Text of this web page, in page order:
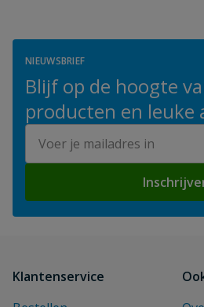
NIEUWSBRIEF
Blijf op de hoogte
producten en leuke
Klantenservice